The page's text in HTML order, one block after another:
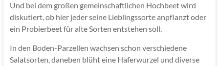
Und bei dem großen gemeinschaftlichen Hochbeet wird
diskutiert, ob hier jeder seine Lieblingssorte anpflanzt oder
ein Probierbeet für alte Sorten entstehen soll.
In den Boden-Parzellen wachsen schon verschiedene
Salatsorten, daneben blüht eine Haferwurzel und diverse